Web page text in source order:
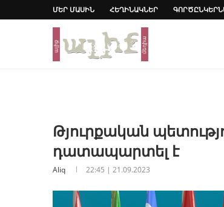
ՄԵՐ ՄԱՍԻՆ ՀԵՂԻՆԱԿՆԵՐ
Թյուրքական
դատապարտել է
Aliq 22:45 | 21.09.2023